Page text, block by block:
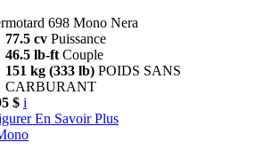
698 Mono Nera
77.5 cv Puissance
46.5 lb-ft Couple
151 kg (333 lb) POIDS SANS
CARBURANT
$ i
En Savoir Plus